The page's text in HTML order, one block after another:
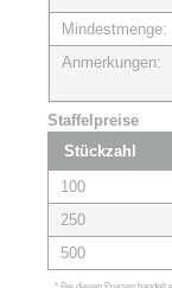
Mindestmenge:
Anmerkungen:
Staffelpreise
Stückzahl
100
250
500
* Bei diesen Preisen handelt